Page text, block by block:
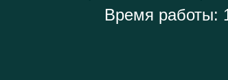
Время работы: